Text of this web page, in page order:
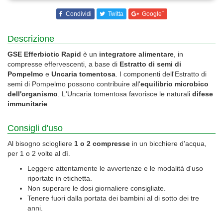
Condividi Twitta Google+
Descrizione
GSE Efferbiotic Rapid è un integratore alimentare , in
compresse effervescenti, a base di Estratto di semi di
Pompelmo e Uncaria tomentosa . I componenti dell'Estratto di
semi di Pompelmo possono contribuire all'equilibrio microbico
dell'organismo . L'Uncaria tomentosa favorisce le naturali difese
immunitarie
Consigli d'uso
Al bisogno sciogliere 1 o 2 compresse in un bicchiere d'acqua,
per 1 o 2 volte al dì.
Leggere attentamente le avvertenze e le modalità d'uso
riportate in etichetta.
Non superare le dosi giornaliere consigliate.
Tenere fuori dalla portata dei bambini al di sotto dei tre
anni.